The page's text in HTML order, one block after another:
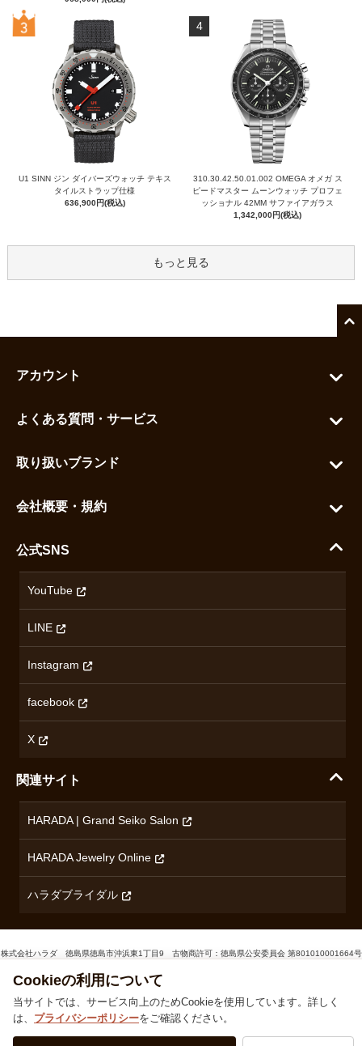
U1 SINN ジン ダイバーズウォッチ テキス
タイルストラップ仕様
636,900円(税込)
4
310.30.42.50.01.002 OMEGA オメガ ス
ピードマスター ムーンウォッチ プロフェ
ッショナル 42MM サファイアガラス
1,342,000円(税込)
もっと見る
アカウント
お気に入りを見る
よくある質問・サービス
ご利用ガイド
配送・送料について
ハラダの保証とアフターサービス
取り扱いブランド
セイコー
カシオ
オリエントスター
ロンジン
チューダー
ブランド一覧を見る
会社概要・規約
沿革
特定商取引法に基づく表記
プライバシーポリシー
無断転載・商用利用について
コンテンツ制作ポリシーおよび生成AIの利用指針
公式SNS
YouTube
LINE
Instagram
facebook
X
関連サイト
HARADA | Grand Seiko Salon
HARADA Jewelry Online
ハラダブライダル
株式会社ハラダ 徳島県徳島市沖浜東1丁目9 古物商許可：徳島県公安委員会 第801010001664号
© 1929‐2026 Harada
Cookieの利用について